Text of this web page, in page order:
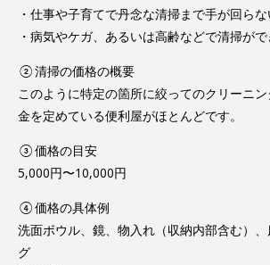
・仕事や子育てで丹念な清掃まで手が回ら
・病気やケガ、あるいは高齢などで清掃が
②清掃の価格の概要
このように特定の箇所に絞ってのクリーニ
金を定めている便利屋がほとんどです。
③価格の目安
5,000円〜10,000円
④価格の具体例
洗面ボウル、鏡、物入れ（収納内部含む）
グ